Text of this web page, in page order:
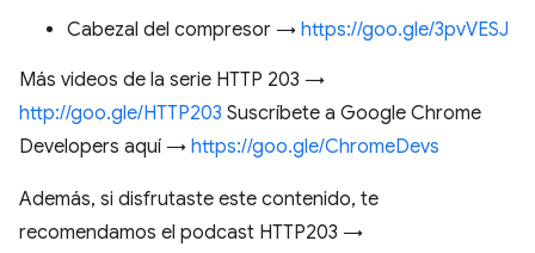
Cabezal del compresor → https://goo.gle/3pvVESJ
Más videos de la serie HTTP 203 →
http://goo.gle/HTTP203 Suscríbete a Google Chrome
Developers aquí → https://goo.gle/ChromeDevs
Además, si disfrutaste este contenido, te
recomendamos el podcast HTTP203 →